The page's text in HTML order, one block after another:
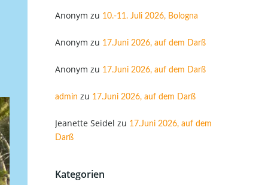
Anonym zu 10.-11. Juli 2026, Bologna
Anonym zu 17.Juni 2026, auf dem Darß
Anonym zu 17.Juni 2026, auf dem Darß
admin zu 17.Juni 2026, auf dem Darß
Jeanette Seidel zu 17.Juni 2026, auf dem
Darß
Kategorien